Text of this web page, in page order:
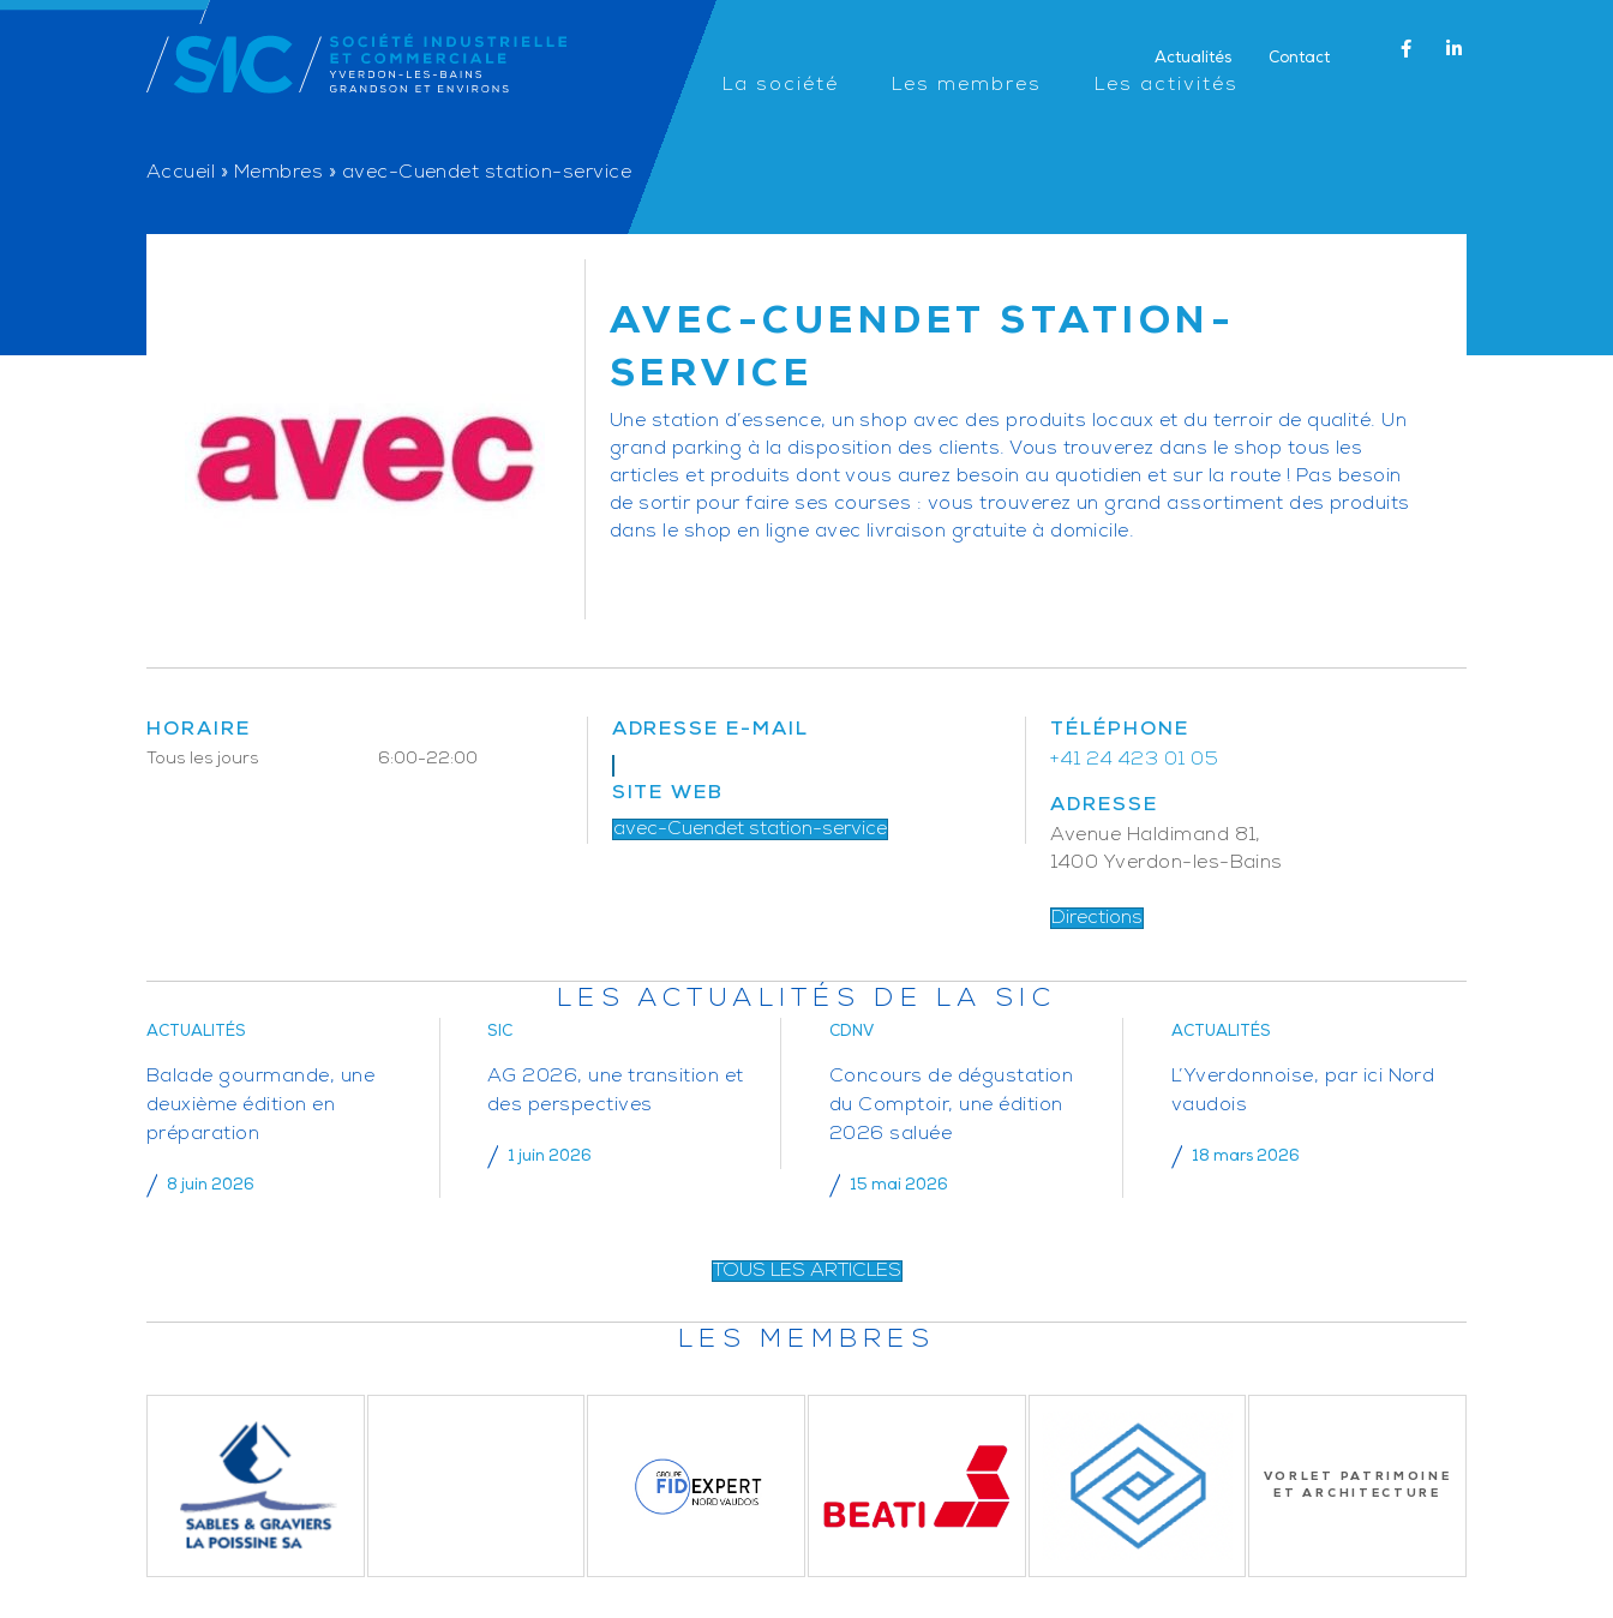
Actualités Contact
La société Les membres Les activités
Accueil » Membres » avec-Cuendet station-service
AVEC-CUENDET STATION-
SERVICE
Une station d’essence, un shop avec des produits locaux et du terroir de qualité. Un
grand parking à la disposition des clients. Vous trouverez dans le shop tous les
articles et produits dont vous aurez besoin au quotidien et sur la route ! Pas besoin
de sortir pour faire ses courses : vous trouverez un grand assortiment des produits
dans le shop en ligne avec livraison gratuite à domicile.
HORAIRE
Tous les jours 6:00-22:00
ADRESSE E-MAIL
SITE WEB
avec-Cuendet station-service
TÉLÉPHONE
+41 24 423 01 05
ADRESSE
Avenue Haldimand 81,
1400 Yverdon-les-Bains
Directions
LES ACTUALITÉS DE LA SIC
ACTUALITÉS
Balade gourmande, une
deuxième édition en
préparation
8 juin 2026
SIC
AG 2026, une transition et
des perspectives
1 juin 2026
CDNV
Concours de dégustation
du Comptoir, une édition
2026 saluée
15 mai 2026
ACTUALITÉS
L’Yverdonnoise, par ici Nord
vaudois
18 mars 2026
TOUS LES ARTICLES
LES MEMBRES
VORLET PATRIMOINE
ET ARCHITECTURE